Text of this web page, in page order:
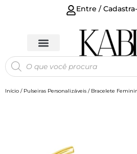
Entre /
Início / Pulseiras Personalizáveis / Bracelete